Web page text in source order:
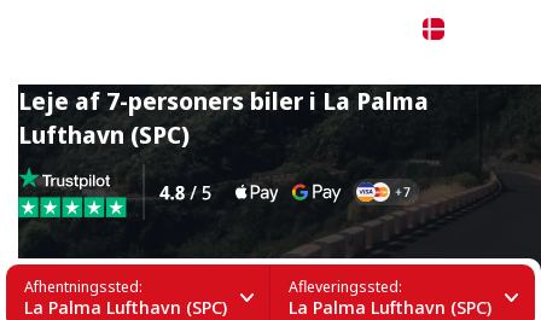
Leje af 7-personers biler i La Palma
Lufthavn (SPC)
Afhentningssted:
La Palma Lufthavn (SPC)
Afleveringssted:
La Palma Lufthavn (SPC)